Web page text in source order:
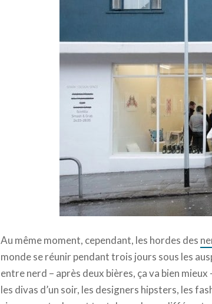
Au même moment, cependant, les hordes des
monde se réunir pendant trois jours sous les
entre nerd – après deux bières, ça va bien
les divas d’un soir, les designers hipsters, les